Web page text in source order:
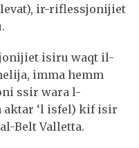
ir-riflessjonijiet
isiru waqt il-
imma hemm
ssir wara l-
aktar ‘l isfel) kif isir
Belt Valletta.